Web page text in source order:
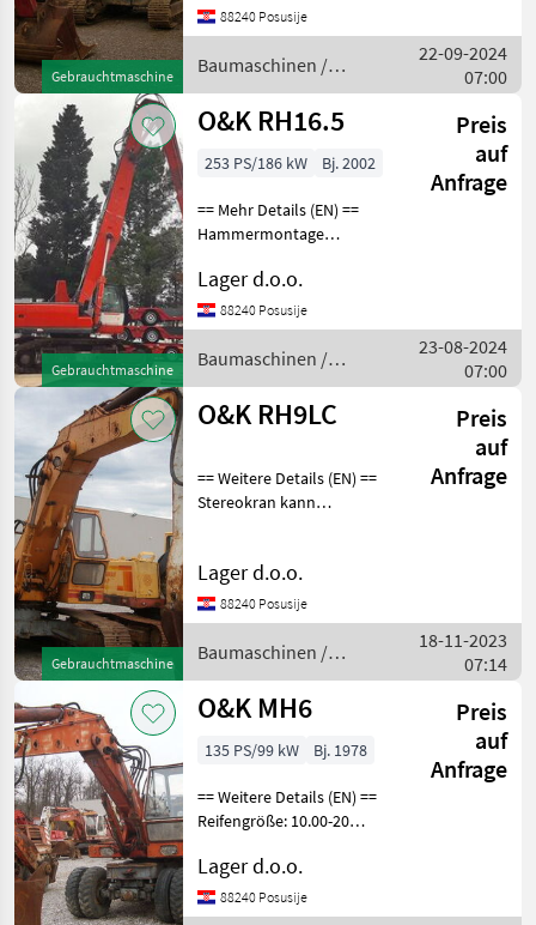
Gebrauchtmaschine
88240 Posusije
Baumaschinen /
O&K
22-09-2024
07:00
Gebrauchtmaschine
O&K RH16.5
Preis
auf
Anfrage
253 PS/186 kW Bj. 2002
== Mehr Details (EN) ==
Hammermontage
Werkzeugmontage
Reichweite 20 m
Möglichkeit zum
Schrumpfen/Spreizen des
Kettenbagger
Lager d.o.o.
88240 Posusije
Baumaschinen /
O&K
23-08-2024
07:00
Gebrauchtmaschine
O&K RH9LC
Preis
auf
Anfrage
== Weitere Details (EN) ==
Stereokran kann
Maschinenbreite 2990 mm
Baumaschinen
Kettenbagger
Lager d.o.o.
88240 Posusije
Baumaschinen /
O&K
18-11-2023
07:14
O&K MH6
Preis
auf
Anfrage
135 PS/99 kW Bj. 1978
== Weitere Details (EN) ==
Reifengröße: 10.00-20
Baumaschinen Mobilbagger
Lager d.o.o.
88240 Posusije